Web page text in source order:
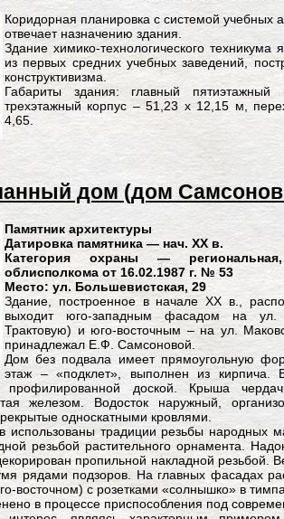
Коридорная планировка с системой учебных
отвечает назначению здания.
Здание химико-технологического
из первых средних учебных заведений,
конструктивизма.
Габариты здания: главный
трехэтажный корпус – 51,23 х 12,15 м,
4,65.
дом (дом
Памятник архитектуры
Датировка памятника — нач. ХХ в.
Категория охраны —
облисполкома от 16.02.1987 г. № 53
Место: ул. Большевистская, 29
Здание, построенное в начале ХХ в.,
выходит юго-западным фасадом на ул.
Трактовую) и юго-восточным – на ул.
принадлежал Е.Ф. Самсоновой.
Дом без подвала имеет прямоугольную
этаж – «подклет», выполнен из кирпича.
доской. Крыша
железом. Водосток наружный,
односкатными кровлями.
традиции резьбы народных
резьбой растительного орнамента.
пропильной накладной резьбой.
рядами подзоров. На главных фасадах
восточном) с розетками «солнышко» в
в процессе приспособления под